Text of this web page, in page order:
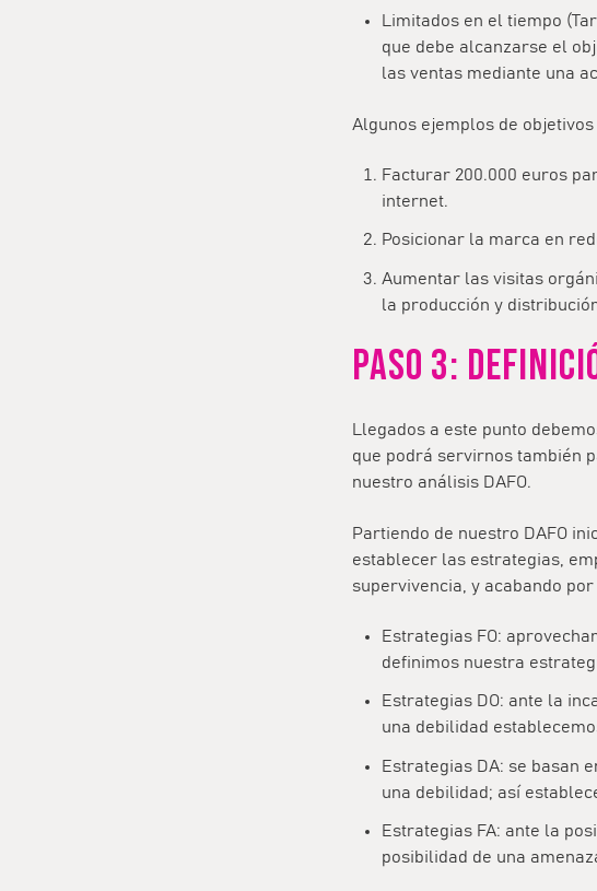
Limitados en el tiempo
que debe alcanzarse el
las ventas mediante una
Algunos ejemplos de objetivos
Facturar 200.000 euros
internet.
Posicionar la marca en
Aumentar las visitas
la producción y
PASO 3:
Llegados a este punto
que podrá servirnos también
nuestro análisis DAFO.
Partiendo de nuestro DAFO
establecer las estrategias,
supervivencia, y acabando
Estrategias FO:
definimos nuestra
Estrategias DO: ante la
una debilidad
Estrategias DA: se basan
una debilidad; así
Estrategias FA: ante la
posibilidad de una